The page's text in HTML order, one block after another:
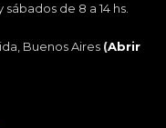
sábados de 8 a 14 hs.
Buenos Aires (Abrir